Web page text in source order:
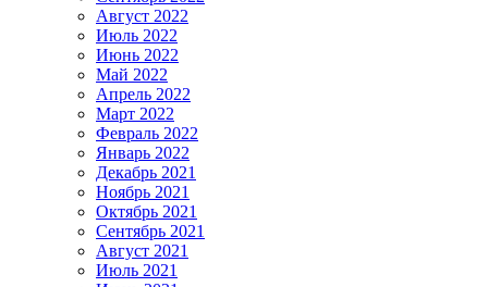
Август 2022
Июль 2022
Июнь 2022
Май 2022
Апрель 2022
Март 2022
Февраль 2022
Январь 2022
Декабрь 2021
Ноябрь 2021
Октябрь 2021
Сентябрь 2021
Август 2021
Июль 2021